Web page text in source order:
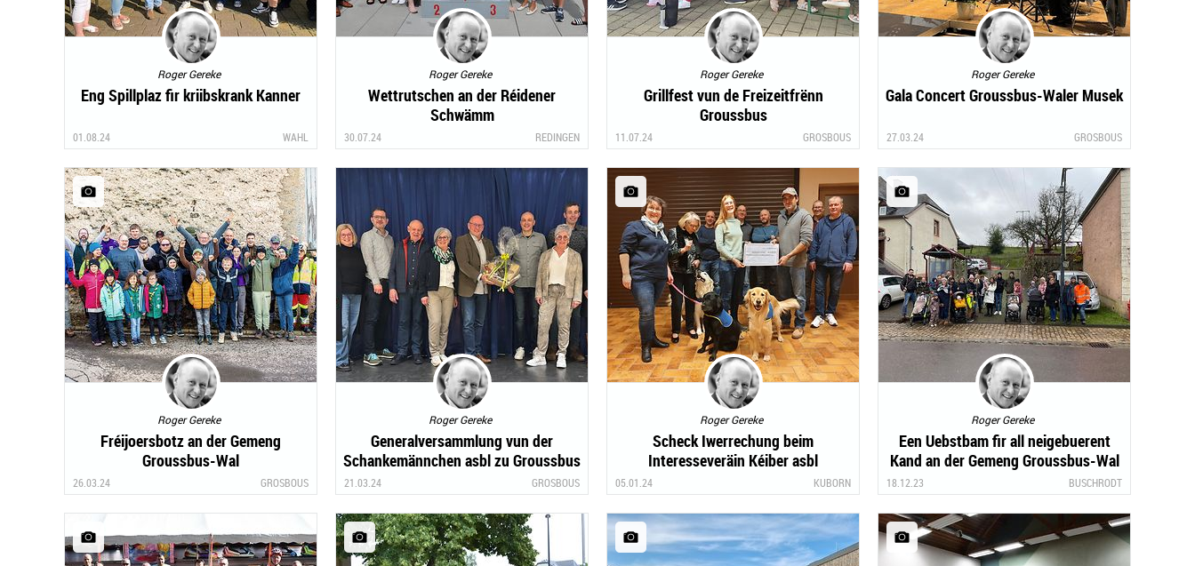
Roger Gereke
Eng Spillplaz fir kriibskrank Kanner
01.08.24 WAHL
Roger Gereke
Wettrutschen an der Réidener
Schwämm
30.07.24 REDINGEN
Roger Gereke
Grillfest vun de Freizeitfrënn
Groussbus
11.07.24 GROSBOUS
Roger Gereke
Gala Concert Groussbus-Waler Musek
27.03.24 GROSBOUS
Roger Gereke
Fréijoersbotz an der Gemeng
Groussbus-Wal
26.03.24 GROSBOUS
Roger Gereke
Generalversammlung vun der
Schankemännchen asbl zu Groussbus
21.03.24 GROSBOUS
Roger Gereke
Scheck Iwerrechung beim
Interesseveräin Kéiber asbl
05.01.24 KUBORN
Roger Gereke
Een Uebstbam fir all neigebuerent
Kand an der Gemeng Groussbus-Wal
18.12.23 BUSCHRODT